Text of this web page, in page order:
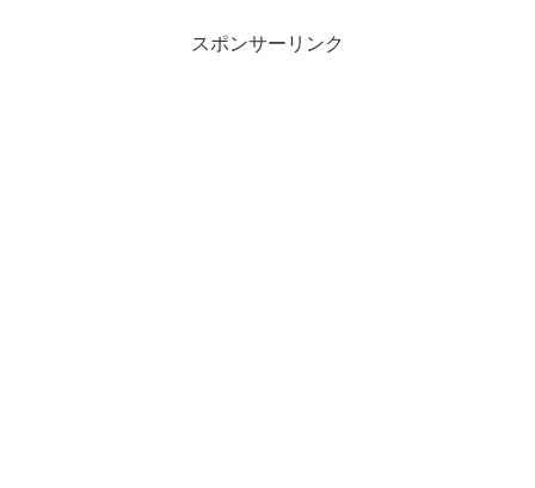
スポンサーリンク